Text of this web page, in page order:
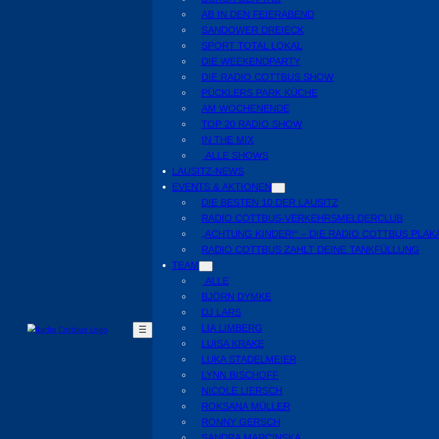
AB IN DEN FEIERABEND
SANDOWER DREIECK
SPORT TOTAL LOKAL
DIE WEEKENDPARTY
DIE RADIO COTTBUS SHOW
PÜCKLERS PARK KÜCHE
AM WOCHENENDE
TOP 20 RADIO SHOW
IN THE MIX
ALLE SHOWS
LAUSITZ-NEWS
EVENTS & AKTIONEN
DIE BESTEN 10 DER LAUSITZ
RADIO COTTBUS-VERKEHRSMELDERCLUB
„ACHTUNG KINDER!“ – DIE RADIO COTTBUS
RADIO COTTBUS ZAHLT DEINE TANKFÜLLUNG
TEAM
ALLE
BJÖRN DYMKE
DJ LARS
LIA LIMBERG
LUISA KRAKE
LUKA STADELMEIER
LYNN BISCHOFF
NICOLE LIERSCH
ROKSANA MÜLLER
RONNY GERSCH